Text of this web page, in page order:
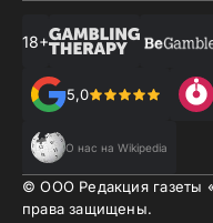
18+
5,0
О нас на Wikipedia
© ООО Редакция газеты
права защищены.